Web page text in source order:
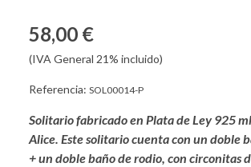
58,00 €
(IVA General 21% incluido)
Referencia: SOL00014-P
Solitario fabricado en Plata de Ley 925
Alice. Este solitario cuenta con un doble
+ un doble baño de rodio, con circonitas